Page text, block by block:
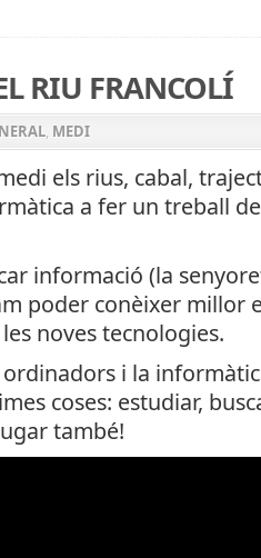
RIU FRANCOLÍ
, MEDI
els rius, cabal,
a fer un treball
informació (la
poder conèixer millor
noves tecnologies.
i la
coses: estudiar,
també!